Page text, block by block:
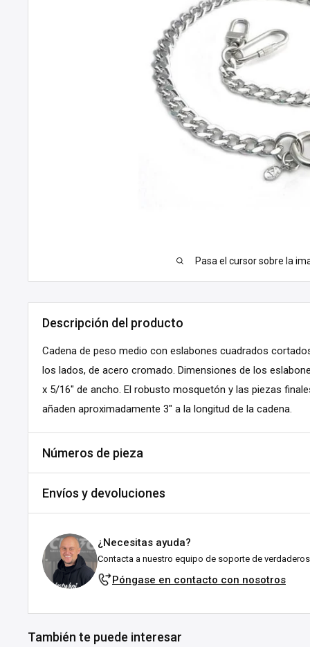
Pasa el cursor sobre la
Descripción del producto
Cadena de peso medio con eslabones cuadrados
los lados, de acero cromado. Dimensiones de los
x 5/16" de ancho. El robusto mosquetón y las piezas
añaden aproximadamente 3" a la longitud de la cadena.
Números de pieza
MPN:NC66-16
DPN:563398
Envíos y devoluciones
Todos los pedidos se envían desde nuestro almacén en
esforzamos por enviarlos lo antes posible!
suele tardar entre 1 y 3 días laborables tras el
¿Necesitas ayuda?
Contacta a nuestro equipo de soporte de
Póngase en contacto con nosotros
También te puede interesar